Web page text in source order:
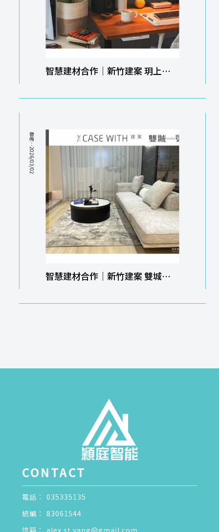
智慧建材合作｜新竹建案 玥上川
能家居｜智能家居規劃
智慧建材合作｜新竹建案 雙城一
發佈：2026/03/02
035335135
83061544
alex.st.yang@gmail.com